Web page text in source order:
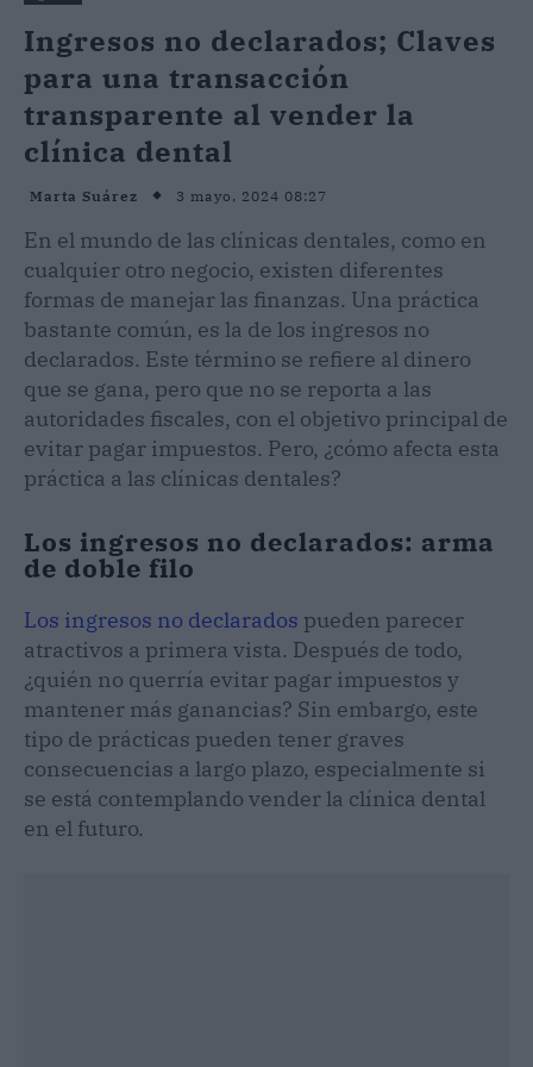
Ingresos no declarados; Claves
para una transacción
transparente al vender la
clínica dental
Marta Suárez 3 mayo, 2024 08:27
En el mundo de las clínicas dentales, como en
cualquier otro negocio, existen diferentes
formas de manejar las finanzas. Una práctica
bastante común, es la de los ingresos no
declarados. Este término se refiere al dinero
que se gana, pero que no se reporta a las
autoridades fiscales, con el objetivo principal de
evitar pagar impuestos. Pero, ¿cómo afecta esta
práctica a las clínicas dentales?
Los ingresos no declarados: arma
de doble filo
Los ingresos no declarados pueden parecer
atractivos a primera vista. Después de todo,
¿quién no querría evitar pagar impuestos y
mantener más ganancias? Sin embargo, este
tipo de prácticas pueden tener graves
consecuencias a largo plazo, especialmente si
se está contemplando vender la clínica dental
en el futuro.